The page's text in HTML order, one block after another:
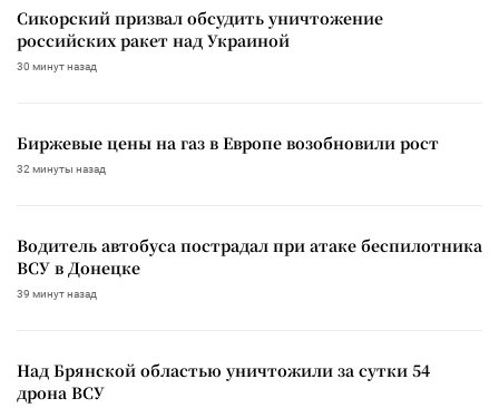
Сикорский призвал обсудить уничтожение
российских ракет над Украиной
30 минут назад
Биржевые цены на газ в Европе возобновили рост
32 минуты назад
Водитель автобуса пострадал при атаке беспилотника
ВСУ в Донецке
39 минут назад
Над Брянской областью уничтожили за сутки 54
дрона ВСУ